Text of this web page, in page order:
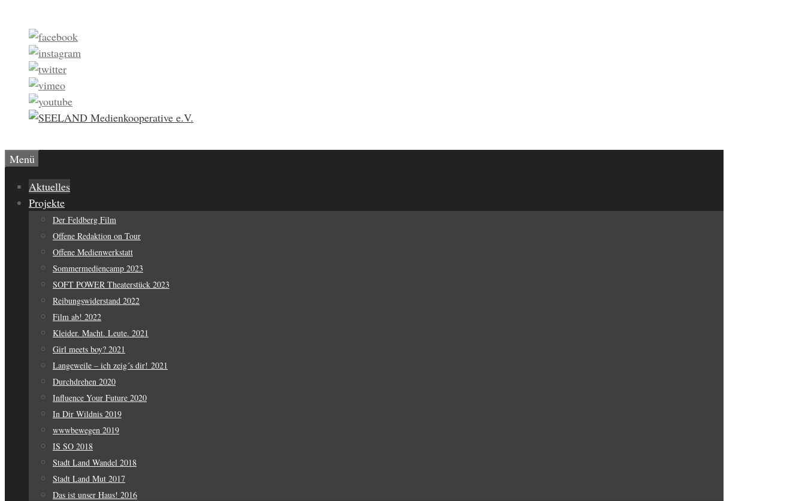
Inhalt
springen
Menü
Aktuelles
Projekte
Der Feldberg Film
Offene Redaktion on Tour
Offene Medienwerkstatt
Sommermediencamp 2023
SOFT POWER Theaterstück 2023
Reibungswiderstand 2022
Film ab! 2022
Kleider. Macht. Leute. 2021
Girl meets boy? 2021
Langeweile – ich zeig´s dir! 2021
Durchdrehen 2020
Influence Your Future 2020
In Dir Wildnis 2019
wwwbewegen 2019
IS SO 2018
Stadt Land Wandel 2018
Stadt Land Mut 2017
Das ist unser Haus! 2016